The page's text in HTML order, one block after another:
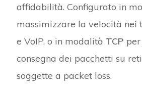
affidabilità. Configurato in
massimizzare la velocità nei
e VoIP, o in modalità TCP
consegna dei pacchetti su
soggette a packet loss.